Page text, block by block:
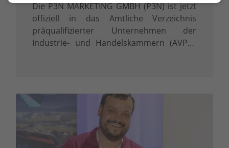
Die P3N MARKETING GMBH (P3N) ist jetzt
offiziell in das Amtliche Verzeichnis
präqualifizierter Unternehmen der
Industrie- und Handelskammern (AVPQ)